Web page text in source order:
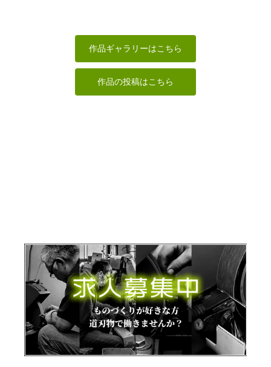
干支 午 重源上人坐像
作品ギャラリーはこちら
作品の投稿はこちら